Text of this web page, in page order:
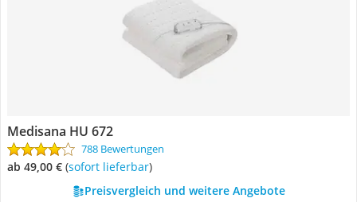
Medisana HU 672
788 Bewertungen
ab 49,00 € ( Sofort lieferbar)
Preisvergleich und weitere Angebote